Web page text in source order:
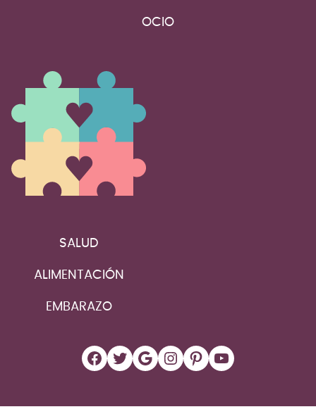
OCIO
SALUD
ALIMENTACIÓN
EMBARAZO
Facebook
Twitter
Google
Instagram
Pinterest
YouTube